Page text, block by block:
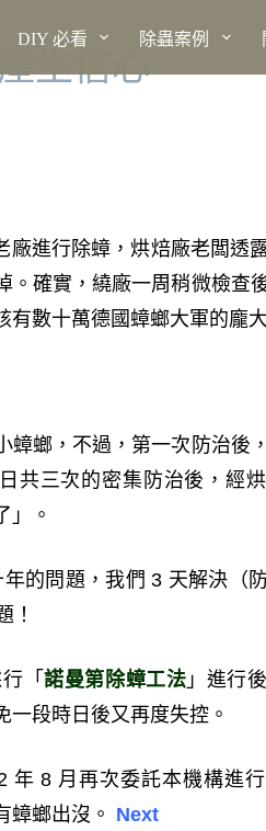
DIY 必看 除蟲案例
生信心
進行除蟑，烘焙廠老闆透
。確實，繞廠一周稍微檢查
有數十萬德國蟑螂大軍的龐
蟑螂，不過，第一次防治後
共三次的密集防治後，經
」。
的問題，我們 3 天解決（
！
「諾曼第除蟑工法 」進行
段時日後又再度失控。
年 8 月再次委託本機構進
蟑螂出沒。 Next